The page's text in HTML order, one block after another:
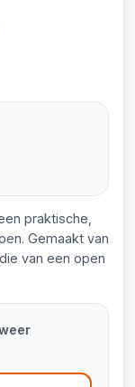
praktische,
Gemaakt van
van een open